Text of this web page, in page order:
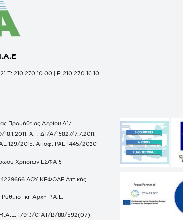
Τ: 210 270 10 00 | F: 210 270 10 10
Προμήθειας Αερίου Δ1/
Α.Τ. Δ1/Α/15827/7.7.2011,
129/2015, Αποφ. ΡΑΕ 1445/2020
Χρηστών ΕΣΦΑ 5
ΔΟΥ ΚΕΦΟΔΕ Αττικής
Ρυθμιστική Αρχή Ρ.Α.Ε.
17913/01ΑΤ/Β/88/592(07)